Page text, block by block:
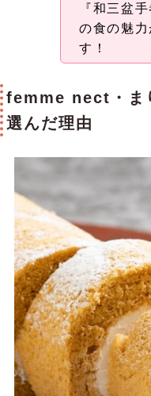
『和三盆
の食の魅力
す！
femme nect・ま
選んだ理由